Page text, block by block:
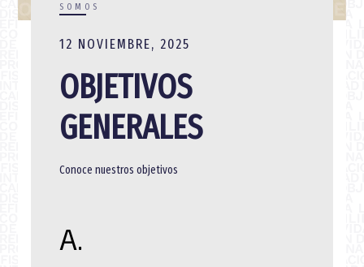
SOMOS
12 NOVIEMBRE, 2025
OBJETIVOS
GENERALES
Conoce nuestros objetivos
A.